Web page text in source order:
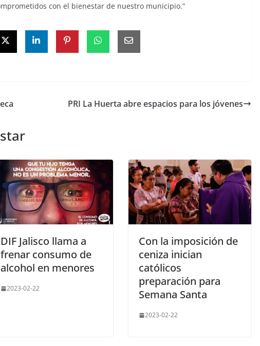
con el bienestar de nuestro municipio.”
PRI La Huerta abre espacios para los jóvenes
DIF Jalisco llama a
frenar consumo de
alcohol en menores
2023-02-22
Con la imposición de
ceniza inician
católicos
preparación para
Semana Santa
2023-02-22